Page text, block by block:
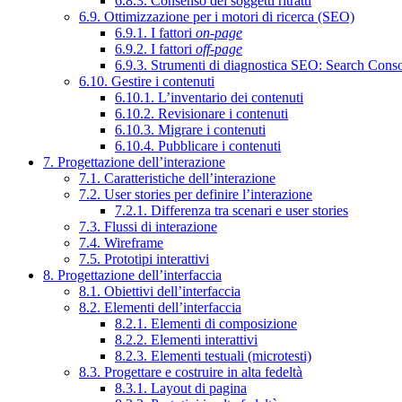
6.9. Ottimizzazione per i motori di ricerca (SEO)
6.9.1. I fattori on-page
6.9.2. I fattori off-page
6.9.3. Strumenti di diagnostica SEO: Search
6.10. Gestire i contenuti
6.10.1. L’inventario dei contenuti
6.10.2. Revisionare i contenuti
6.10.3. Migrare i contenuti
6.10.4. Pubblicare i contenuti
7. Progettazione dell’interazione
7.1. Caratteristiche dell’interazione
7.2. User stories per definire l’interazione
7.2.1. Differenza tra scenari e user stories
7.3. Flussi di interazione
7.4. Wireframe
7.5. Prototipi interattivi
8. Progettazione dell’interfaccia
8.1. Obiettivi dell’interfaccia
8.2. Elementi dell’interfaccia
8.2.1. Elementi di composizione
8.2.2. Elementi interattivi
8.2.3. Elementi testuali (microtesti)
8.3. Progettare e costruire in alta fedeltà
8.3.1. Layout di pagina